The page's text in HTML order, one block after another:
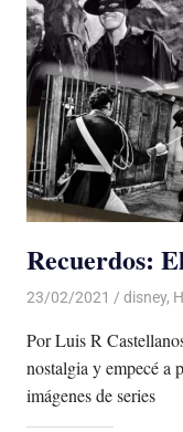
Recuerdos:
23/02/2021 De todo
disney,
Por Luis R
nostalgia y empecé a
imágenes de series